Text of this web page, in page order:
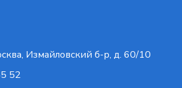
Измайловский б-р, д. 60/10
52